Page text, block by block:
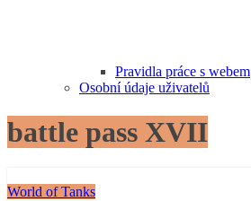
Pravidla práce s webem
Osobní údaje uživatelů
battle pass XVII
World of Tanks